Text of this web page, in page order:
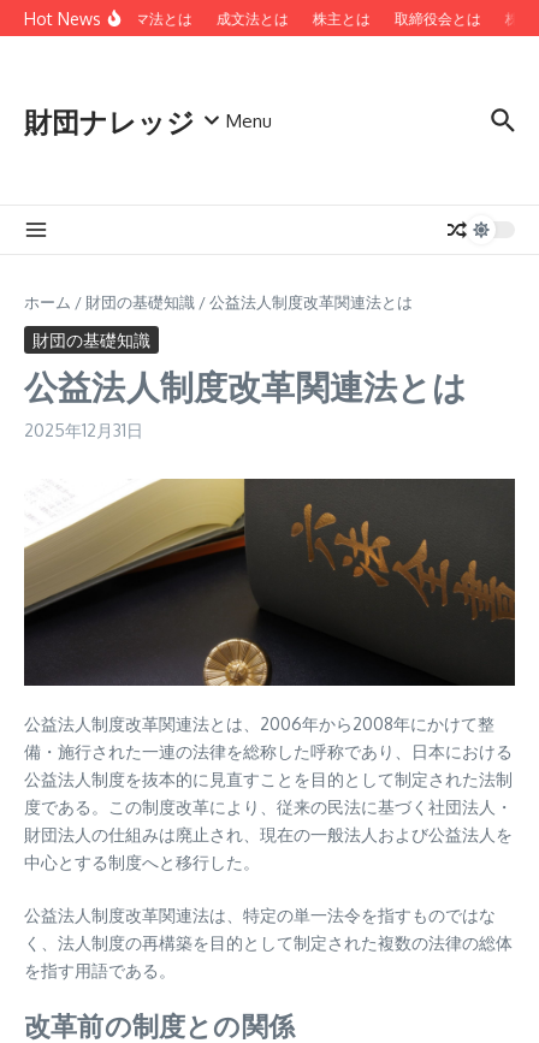
コンテンツへスキップ
Hot News ローマ法とは 成文法とは 株主とは 取締役会とは 株主
財団ナレッジ Menu
ホーム / 財団の基礎知識 /公益法人制度改革関連法とは
財団の基礎知識
公益法人制度改革関連法とは
2025年12月31日
公益法人制度改革関連法とは、2006年から2008年にかけて整
備・施行された一連の法律を総称した呼称であり、日本における
公益法人制度を抜本的に見直すことを目的として制定された法制
度である。この制度改革により、従来の民法に基づく社団法人・
財団法人の仕組みは廃止され、現在の一般法人および公益法人を
中心とする制度へと移行した。
公益法人制度改革関連法は、特定の単一法令を指すものではな
く、法人制度の再構築を目的として制定された複数の法律の総体
を指す用語である。
改革前の制度との関係